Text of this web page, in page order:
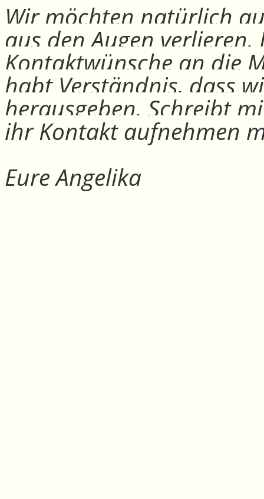
Wir möchten natürlich
aus den Augen
Kontaktwünsche an die
habt Verständnis, dass
herausgeben. Schreibt
ihr Kontakt aufnehmen
Eure Angelika